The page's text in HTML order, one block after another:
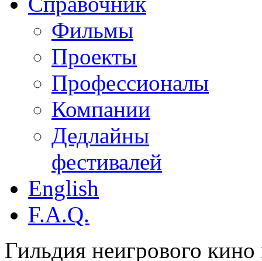
Фильмы
Проекты
Профессионалы
Компании
Дедлайны
фестивалей
English
F.A.Q.
Гильдия неигрового кино